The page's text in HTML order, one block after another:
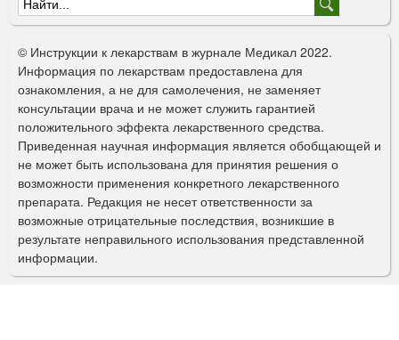
Ф
о
р
м
а
п
о
и
с
к
© Инструкции к лекарствам в журнале Медикал 2022.
Информация по лекарствам предоставлена для
ознакомления, а не для самолечения, не заменяет
консультации врача и не может служить гарантией
положительного эффекта лекарственного средства.
Приведенная научная информация является обобщающей и
не может быть использована для принятия решения о
возможности применения конкретного лекарственного
препарата. Редакция не несет ответственности за
возможные отрицательные последствия, возникшие в
результате неправильного использования представленной
информации.